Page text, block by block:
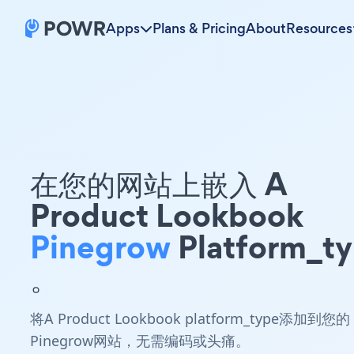
Apps Plans & PricingAboutResources
在您的网站上嵌入 A
Product Lookbook
Pinegrow
。
将A Product Lookbook platform_type添加到您的
Pinegrow网站，无需编码或头痛。